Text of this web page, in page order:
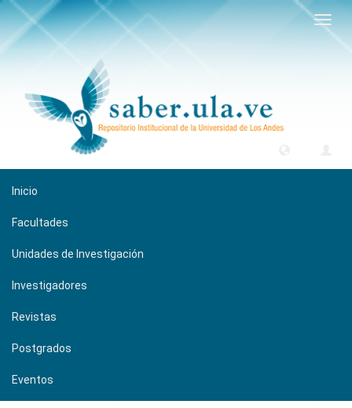
Inicio
Facultades
Unidades de Investigación
Investigadores
Revistas
Postgrados
Eventos